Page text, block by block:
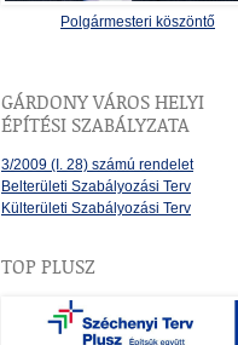
Polgármesteri köszöntő
GÁRDONY VÁROS HELYI
ÉPÍTÉSI SZABÁLYZATA
3/2009 (I. 28) számú rendelet
Belterületi Szabályozási Terv
Külterületi Szabályozási Terv
TOP PLUSZ